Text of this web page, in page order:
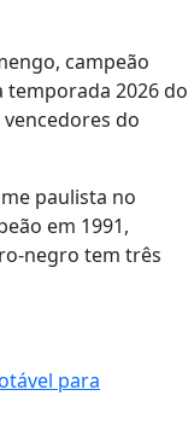
campeão
temporada 2026 do
do
paulista no
em 1991,
negro tem três
para